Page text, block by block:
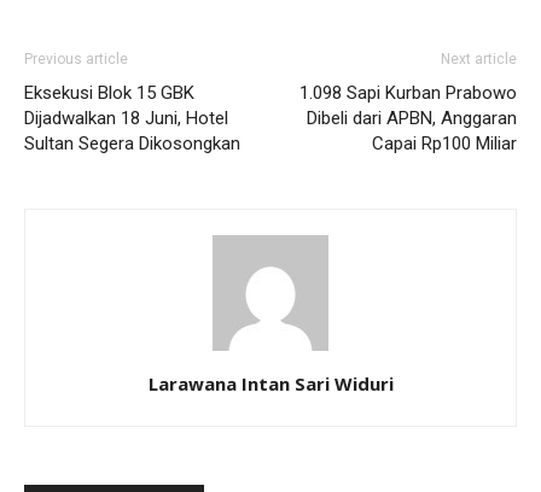
Previous article
Eksekusi Blok 15 GBK
Dijadwalkan 18 Juni, Hotel
Sultan Segera Dikosongkan
Next article
1.098 Sapi Kurban Prabowo
Dibeli dari APBN, Anggaran
Capai Rp100 Miliar
Larawana Intan Sari Widuri